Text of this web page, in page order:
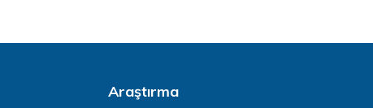
Araştırma